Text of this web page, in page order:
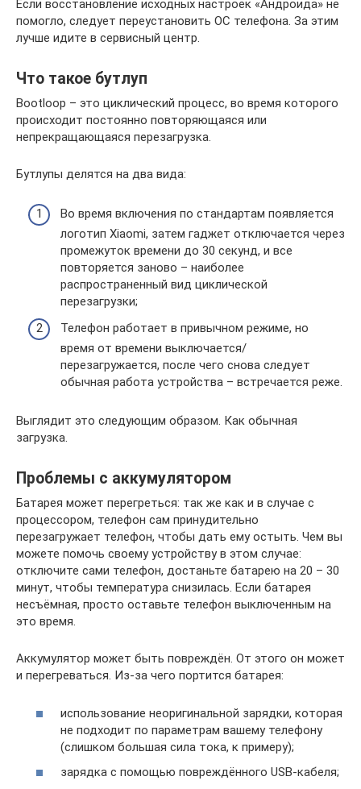
Если восстановление исходных настроек «Андроида» не
помогло, следует переустановить ОС телефона. За этим
лучше идите в сервисный центр.
Что такое бутлуп
Bootloop – это циклический процесс, во время которого
происходит постоянно повторяющаяся или
непрекращающаяся перезагрузка.
Бутлупы делятся на два вида:
Во время включения по стандартам появляется
логотип Xiaomi, затем гаджет отключается через
промежуток времени до 30 секунд, и все
повторяется заново – наиболее
распространенный вид циклической
перезагрузки;
Телефон работает в привычном режиме, но
время от времени выключается/
перезагружается, после чего снова следует
обычная работа устройства – встречается реже.
Выглядит это следующим образом. Как обычная
загрузка.
Проблемы с аккумулятором
Батарея может перегреться: так же как и в случае с
процессором, телефон сам принудительно
перезагружает телефон, чтобы дать ему остыть. Чем вы
можете помочь своему устройству в этом случае:
отключите сами телефон, достаньте батарею на 20 – 30
минут, чтобы температура снизилась. Если батарея
несъёмная, просто оставьте телефон выключенным на
это время.
Аккумулятор может быть повреждён. От этого он может
и перегреваться. Из-за чего портится батарея:
использование неоригинальной зарядки, которая
не подходит по параметрам вашему телефону
(слишком большая сила тока, к примеру);
зарядка с помощью повреждённого USB-кабеля;